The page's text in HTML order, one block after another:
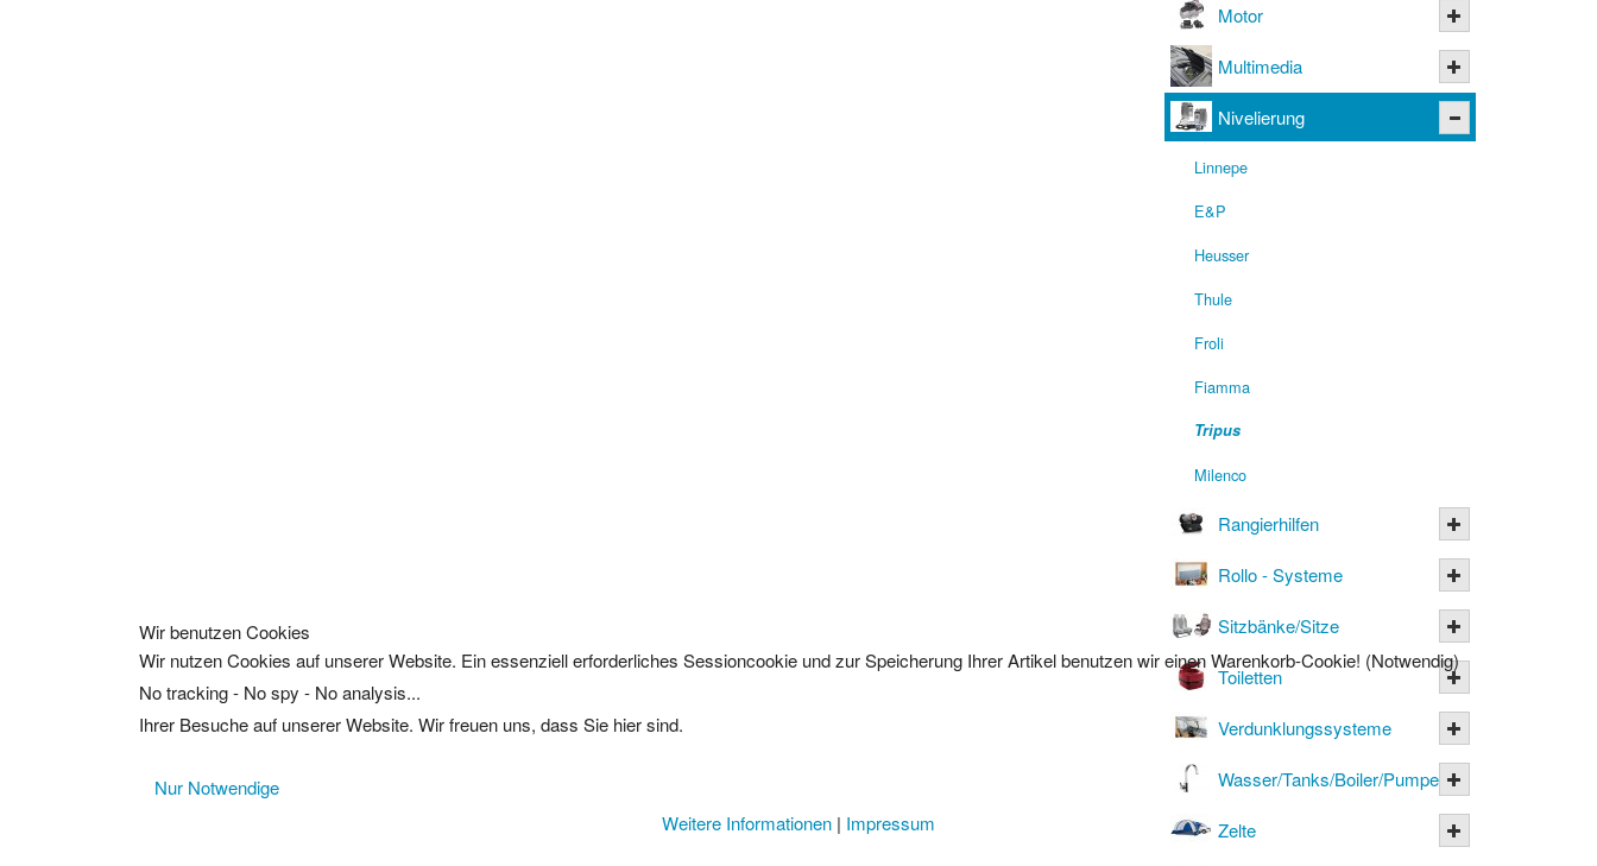
Motor
Multimedia
Nivelierung
Linnepe
E&P
Heusser
Thule
Froli
Fiamma
Tripus
Milenco
Rangierhilfen
Rollo - Systeme
Sitzbänke/Sitze
Toiletten
Verdunklungssysteme
Wasser/Tanks/Boiler/Pumpen
Zelte
Wir benutzen Cookies
Wir nutzen Cookies auf unserer Website. Ein essenziell erforderliches Sessioncookie und zur Speicherung Ihrer Artikel benutzen wir einen Warenkorb-Cookie! (Notwendig)
No tracking - No spy - No analysis...
Ihrer Besuche auf unserer Website. Wir freuen uns, dass Sie hier sind.
Nur Notwendige
Weitere Informationen | Impressum